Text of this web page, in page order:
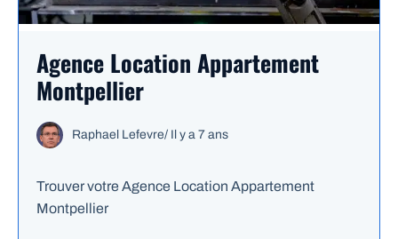
Agence Location Appartement
Montpellier
Raphael Lefevre/ Il y a 7 ans
Trouver votre Agence Location Appartement
Montpellier